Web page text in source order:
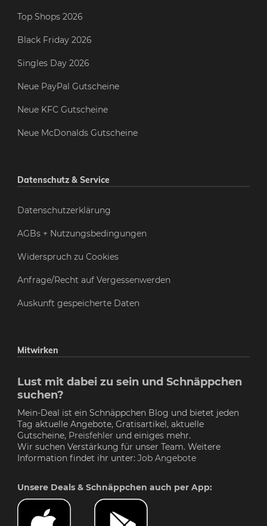
Top Shops 2026
Black Friday 2026
Singles Day 2026
Neue PayPal Gutscheine
Neue KFC Gutscheine
Neue McDonalds Gutscheine
Datenschutz & Service
Datenschutzerklärung
AGBs + Nutzungsbedingungen
Widerspruch zu Cookies
Anfrage/Recht auf Vergessenwerden
Auskunft gespeicherte Daten
Mitwirken
Lust mit dabei zu sein und Schnäppchen
suchen?
Mein-Deal ist ein Schnäppchen Blog und bietet jeden
Tag aktuelle Angebote, Gratisartikel, aktuelle
Gutscheine, Preisfehler und einiges mehr.
Wir suchen Verstärkung für unser Team. Weitere
Information findet ihr unter: Job Angebote
Unsere Deals & Schnäppchen auch per App: